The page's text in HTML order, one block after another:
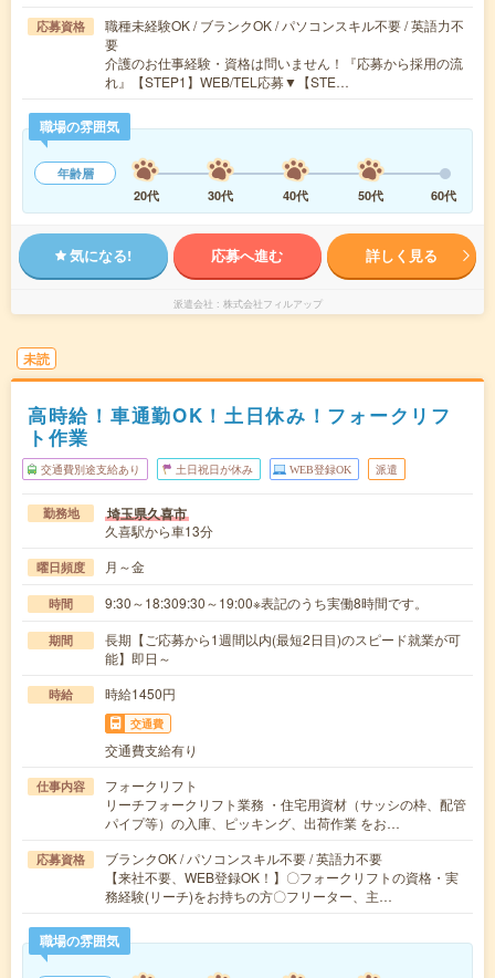
応募資格
職種未経験OK / ブランクOK / パソコンスキル不要 / 英語力不
要
介護のお仕事経験・資格は問いません！『応募から採用の流
れ』【STEP1】WEB/TEL応募▼【STE…
職場の雰囲気
年齢層
20代
30代 40代 50代 60代
気になる! 応募へ進む 詳しく見る
派遣会社 株式会社フィルアップ
未読
高時給！車通勤OK！土日休み！フォークリフ
ト作業
交通費別途支給あり 土日祝日が休み WEB登録OK 派遣
勤務地 埼玉県久喜市
久喜駅から車13分
曜日頻度 月～金
時間 9:30～18:309:30～19:00※表記のうち実働8時間です。
期間
長期【ご応募から1週間以内(最短2日目)のスピード就業が可
能】即日～
時給 時給1450円
交通費
交通費支給有り
仕事内容
フォークリフト
リーチフォークリフト業務 ・住宅用資材（サッシの枠、配管
パイプ等）の入庫、ピッキング、出荷作業 をお…
応募資格
ブランクOK / パソコンスキル不要 / 英語力不要
【来社不要、WEB登録OK！】〇フォークリフトの資格・実
務経験(リーチ)をお持ちの方〇フリーター、主…
職場の雰囲気